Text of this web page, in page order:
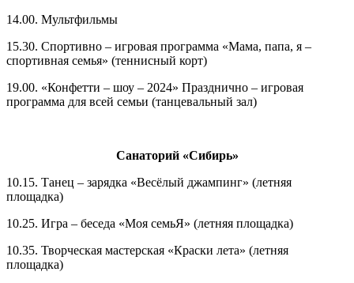
14.00. Мультфильмы
15.30. Спортивно – игровая программа «Мама, папа, я –
спортивная семья» (теннисный корт)
19.00. «Конфетти – шоу – 2024» Празднично – игровая
программа для всей семьи (танцевальный зал)
Санаторий «Сибирь»
10.15. Танец – зарядка «Весёлый джампинг» (летняя
площадка)
10.25. Игра – беседа «Моя семьЯ» (летняя площадка)
10.35. Творческая мастерская «Краски лета» (летняя
площадка)